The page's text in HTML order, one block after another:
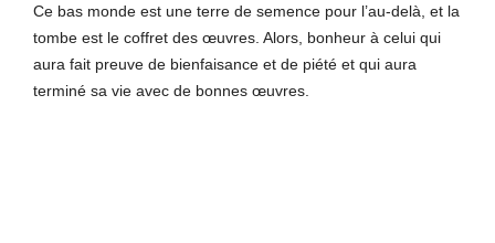
Ce bas monde est une terre de semence pour l’au-delà, et la
tombe est le coffret des œuvres. Alors, bonheur à celui qui
aura fait preuve de bienfaisance et de piété et qui aura
terminé sa vie avec de bonnes œuvres.